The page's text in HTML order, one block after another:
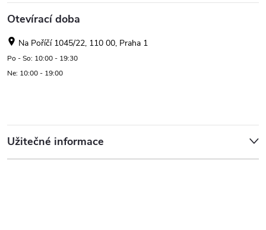
Otevírací doba
Na Poříčí 1045/22, 110 00, Praha 1
Po - So: 10:00 - 19:30
Ne: 10:00 - 19:00
Užitečné informace